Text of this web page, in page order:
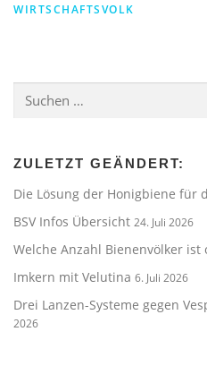
WIRTSCHAFTSVOLK
nach:
ZULETZT GEÄNDERT:
Die Lösung der Honigbiene für
BSV Infos Übersicht 24. Juli 2026
Welche Anzahl Bienenvölker ist
Imkern mit Velutina 6. Juli 2026
Drei Lanzen-Systeme gegen
2026